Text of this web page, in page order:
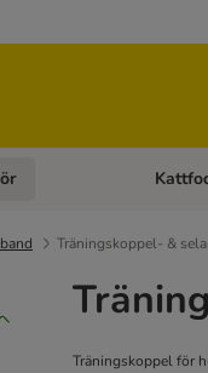
Hundfoder Open
Träningskoppel- &
Träningskoppel för